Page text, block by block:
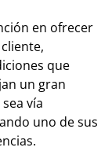
en ofrecer
que
un gran
vía
uno de sus